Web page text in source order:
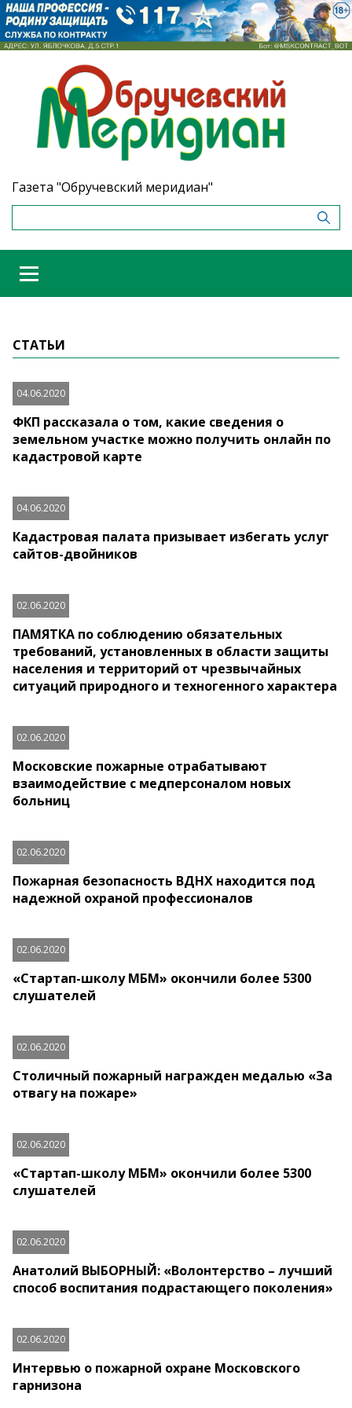
Газета "Обручевский меридиан"
СТАТЬИ
04.06.2020
ФКП рассказала о том, какие сведения о
земельном участке можно получить онлайн по
кадастровой карте
04.06.2020
Кадастровая палата призывает избегать услуг
сайтов-двойников
02.06.2020
ПАМЯТКА по соблюдению обязательных
требований, установленных в области защиты
населения и территорий от чрезвычайных
ситуаций природного и техногенного характера
02.06.2020
Московские пожарные отрабатывают
взаимодействие с медперсоналом новых
больниц
02.06.2020
Пожарная безопасность ВДНХ находится под
надежной охраной профессионалов
02.06.2020
«Стартап-школу МБМ» окончили более 5300
слушателей
02.06.2020
Столичный пожарный награжден медалью «За
отвагу на пожаре»
02.06.2020
«Стартап-школу МБМ» окончили более 5300
слушателей
02.06.2020
Анатолий ВЫБОРНЫЙ: «Волонтерство – лучший
способ воспитания подрастающего поколения»
02.06.2020
Интервью о пожарной охране Московского
гарнизона